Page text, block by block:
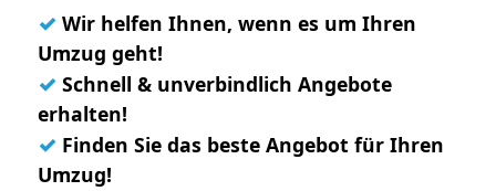
✓ Wir helfen Ihnen, wenn es um Ihren
Umzug geht!
✓ Schnell & unverbindlich Angebote
erhalten!
✓ Finden Sie das beste Angebot für Ihren
Umzug!